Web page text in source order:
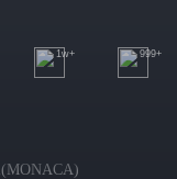
1w+ 999+